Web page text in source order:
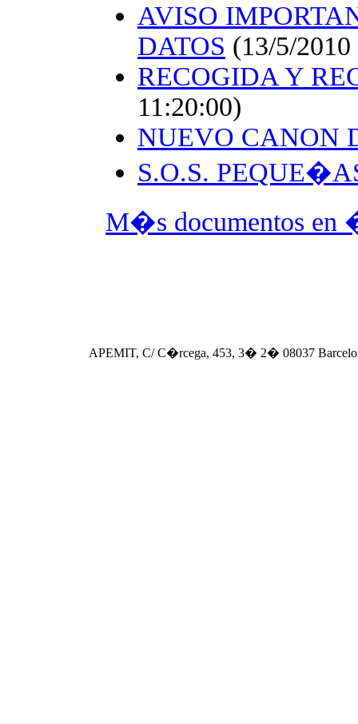
AVISO
DATOS (13/5/
RECOGIDA Y
11:20:00)
NUEVO CANON
S.O.S.
M�s documentos en
APEMIT, C/ C�rcega, 453, 3� 2� 08037